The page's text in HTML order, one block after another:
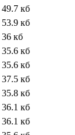
49.7 кб
53.9 кб
36 кб
35.6 кб
35.6 кб
37.5 кб
35.8 кб
36.1 кб
36.1 кб